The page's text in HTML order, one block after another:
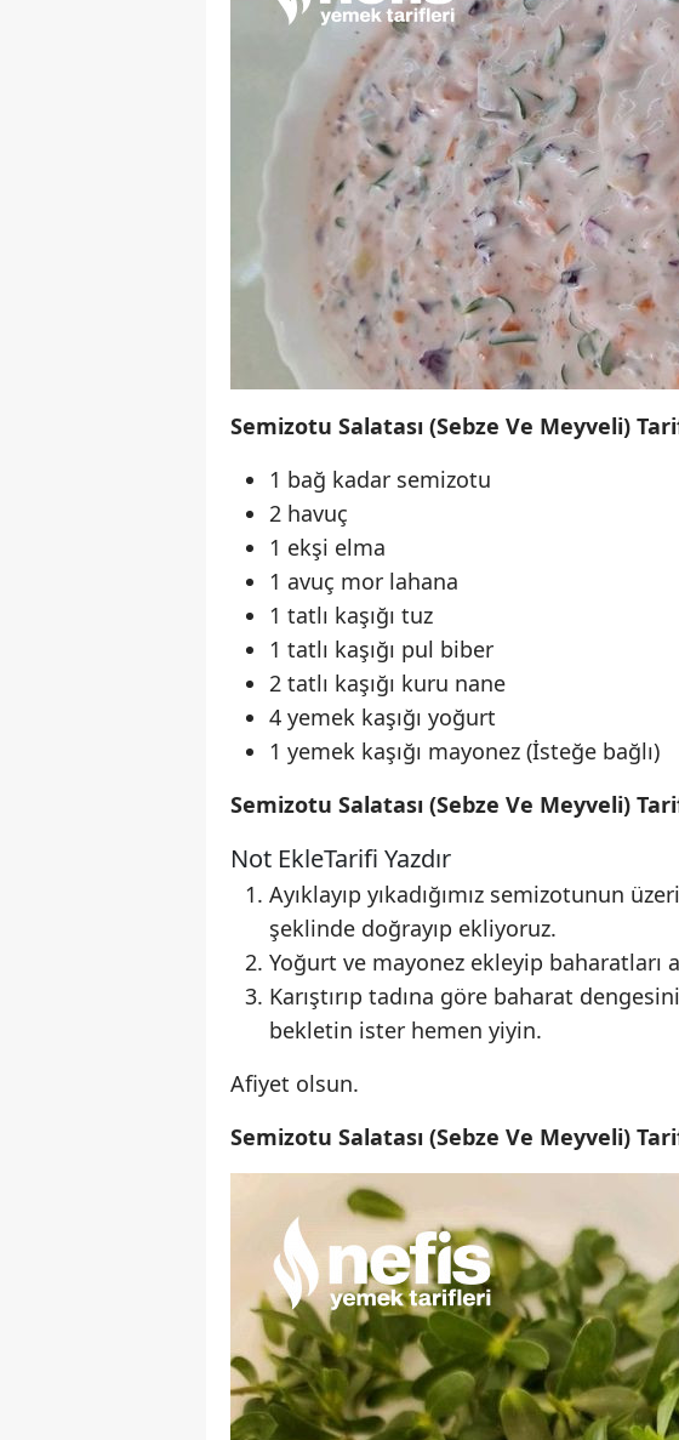
Semizotu Salatası (Sebze Ve Meyveli)
1 bağ kadar semizotu
2 havuç
1 ekşi elma
1 avuç mor lahana
1 tatlı kaşığı tuz
1 tatlı kaşığı pul biber
2 tatlı kaşığı kuru nane
4 yemek kaşığı yoğurt
1 yemek kaşığı mayonez (İsteğe bağlı)
Semizotu Salatası (Sebze Ve Meyveli)
Not EkleTarifi Yazdır
Ayıklayıp yıkadığımız semizotunun
şeklinde doğrayıp ekliyoruz.
Yoğurt ve mayonez ekleyip baharatları
Karıştırıp tadına göre baharat
bekletin ister hemen yiyin.
Afiyet olsun.
Semizotu Salatası (Sebze Ve Meyveli)